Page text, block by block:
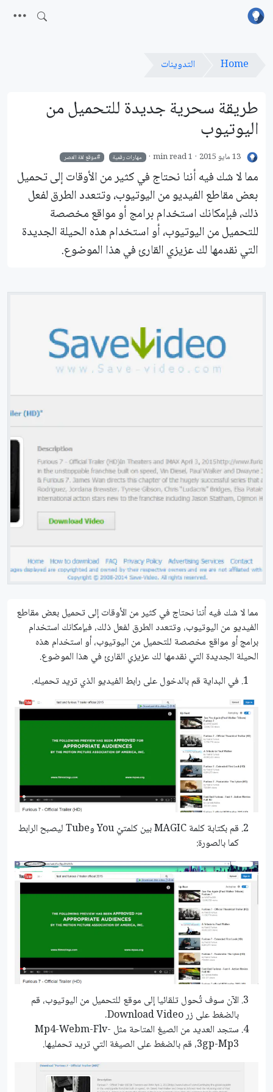
Home التدوينات
طريقة سحرية جديدة للتحميل من
اليوتيوب
13 مايو 2015 1 min read مهارات رقمية موقع لغة العصر
مما لا شك فيه أننا نحتاج في كثير من الأوقات إلى تحميل
بعض مقاطع الفيديو من اليوتيوب، وتتعدد الطرق لفعل
ذلك، فبإمكانك استخدام برامج أو مواقع مخصصة
للتحميل من اليوتيوب، أو استخدام هذه الحيلة الجديدة
التي نقدمها لك عزيزي القارئ في هذا الموضوع.
مما لا شك فيه أننا نحتاج في كثير من الأوقات إلى تحميل بعض مقاطع
الفيديو من اليوتيوب، وتتعدد الطرق لفعل ذلك، فبإمكانك استخدام
برامج أو مواقع مخصصة للتحميل من اليوتيوب، أو استخدام هذه
الحيلة الجديدة التي نقدمها لك عزيزي القارئ في هذا الموضوع.
في البداية قم بالدخول على رابط الفيديو الذي تريد تحميله.
قم بكتابة كلمة MAGIC بين كلمتيّ You وTube ليصبح الرابط
كما بالصورة:
الآن سوف تُحول تلقائيا إلى موقع للتحميل من اليوتيوب، قم
بالضغط على زر Download Video.
ستجد العديد من الصيغ المتاحة مثل Mp4-Webm-Flv-
3gp-Mp3، قم بالضغط على الصيغة التي تريد تحمليها.